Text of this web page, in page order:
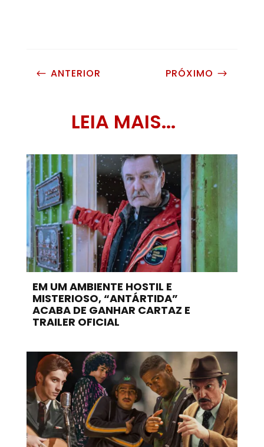
# ANTERIOR PRÓXIMO $
LEIA MAIS...
EM UM AMBIENTE HOSTIL E
MISTERIOSO, “ANTÁRTIDA”
ACABA DE GANHAR CARTAZ E
TRAILER OFICIAL